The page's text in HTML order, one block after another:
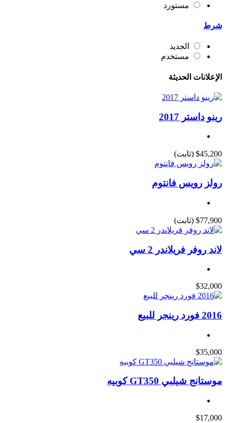
مستورد
شرط
الجديد
مستخدم
الإعلانات الحديثة
رينو داستر 2017
$45,200 (ثابت)
رولز رويس فانتوم
$77,900 (ثابت)
لاند روفر فريلاندر 2 سي
$32,000
2016 فورد رينجر للبيع
$35,000
موستانج شيلبي GT350 كوبيه
$17,000